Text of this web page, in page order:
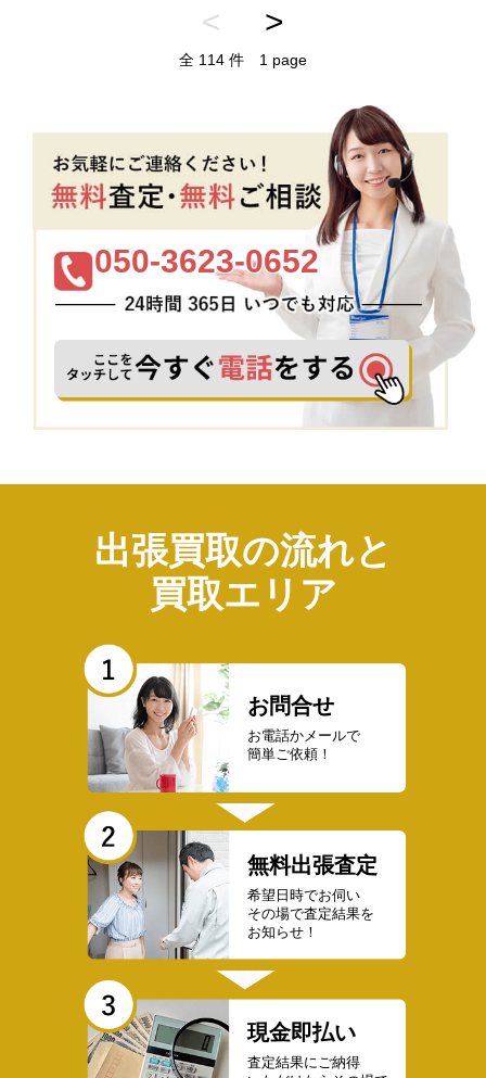
< >
全 114 件 1 page
050-3623-0652
出張買取の流れと
買取エリア
お問合せ
お電話かメールで
簡単ご依頼！
無料出張査定
希望日時でお伺い
その場で査定結果を
お知らせ！
現金即払い
査定結果にご納得